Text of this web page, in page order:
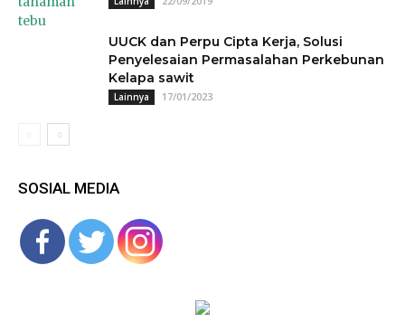
UUCK dan Perpu Cipta Kerja, Solusi
Penyelesaian Permasalahan Perkebunan
Kelapa sawit
Lainnya 17/01/2023
SOSIAL MEDIA